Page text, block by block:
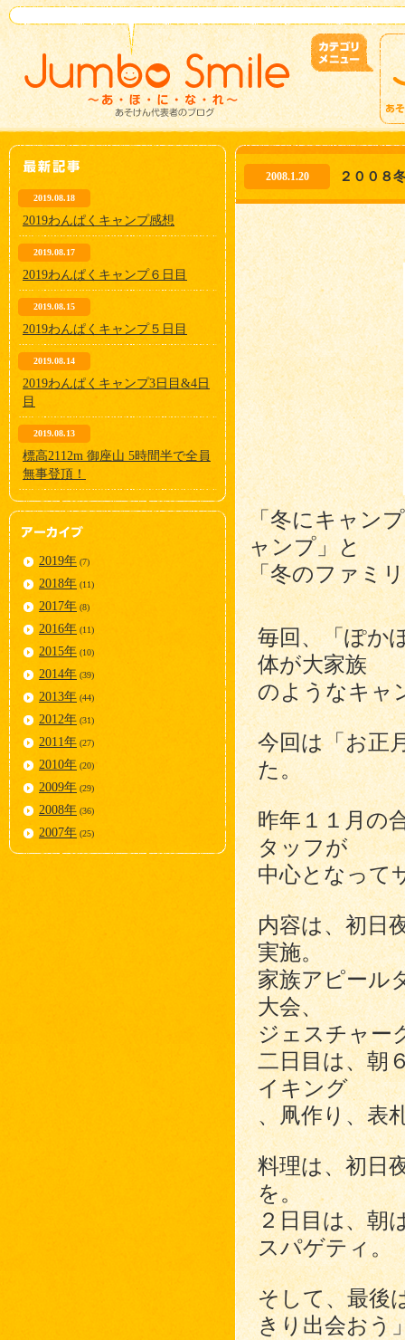
2019.08.18
2019わんぱくキャンプ感想
2019.08.17
2019わんぱくキャンプ６日目
2019.08.15
2019わんぱくキャンプ５日目
2019.08.14
2019わんぱくキャンプ3日目&4日
目
2019.08.13
標高2112m 御座山 5時間半で全員
無事登頂！
2019年 (7)
2018年 (11)
2017年 (8)
2016年 (11)
2015年 (10)
2014年 (39)
2013年 (44)
2012年 (31)
2011年 (27)
2010年 (20)
2009年 (29)
2008年 (36)
2007年 (25)
2008.1.20 ２００８
「冬にキャン
ャンプ」と
「冬のファミ
毎回、「ぽか
体が大家族
のようなキャ
今回は「お正
た。
昨年１１月の
タッフが
中心となって
内容は、初日
実施。
家族アピール
大会、
ジェスチャー
二日目は、朝
イキング
、凧作り、表
料理は、初日
を。
２日目は、朝
スパゲティ。
そして、最後
きり出会おう